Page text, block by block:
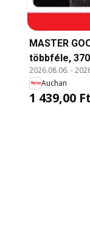
MASTER
többféle,
2026.08.06. -
Auchan
1 439,00